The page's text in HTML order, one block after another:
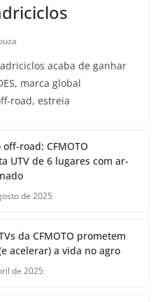
acaba de ganhar
marca global
road, estreia
road: CFMOTO
UTV de 6 lugares com ar-
de 2025
da CFMOTO prometem
acelerar) a vida no agro
de 2025